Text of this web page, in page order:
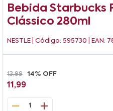
Bebida Starbucks
Clássico 280ml
NESTLE | Código: 595730 | EAN:
13,99 14% OFF
11,99
1